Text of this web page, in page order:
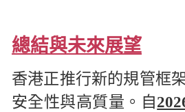
總結與未來展望
香港正推行新的規管框
安全性與高質量。自